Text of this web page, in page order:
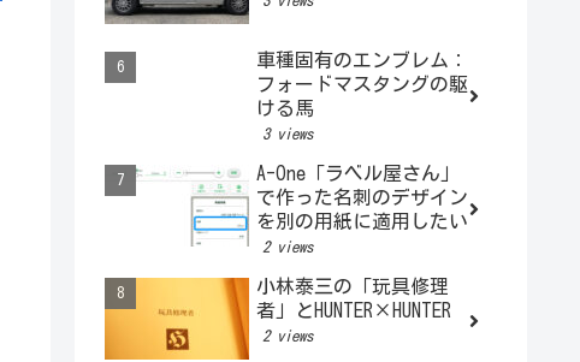
車種固有のエンブレム：
フォードマスタングの駆
ける馬
3 views
A-One「ラベル屋さん」
で作った名刺のデザイン
を別の用紙に適用したい
2 views
小林泰三の「玩具修理
者」とHUNTER×HUNTER
2 views